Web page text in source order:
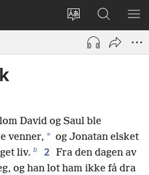
Endre
språk
Logg
inn
(åpner
Søk
på
JW.ORG
VIS
David og Saul ble
venner, * og Jonatan elsket
liv. b 2 Fra den dagen av
og han lot ham ikke få dra